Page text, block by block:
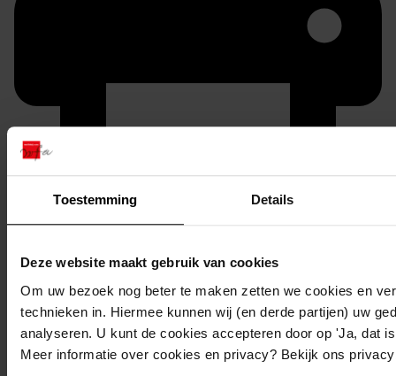
Toestemming Details
Deze website maakt gebruik van cookies
Om uw bezoek nog beter te maken zetten we cookies en
technieken in. Hiermee kunnen wij (en derde partijen) uw
analyseren. U kunt de cookies accepteren door op 'Ja, dat
Meer informatie over cookies en privacy? Bekijk ons
Printen
Inventaris
Inv.nrs. 101-200